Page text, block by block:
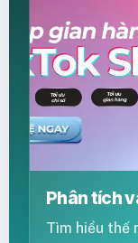
Phân tích
Tìm hiểu thế